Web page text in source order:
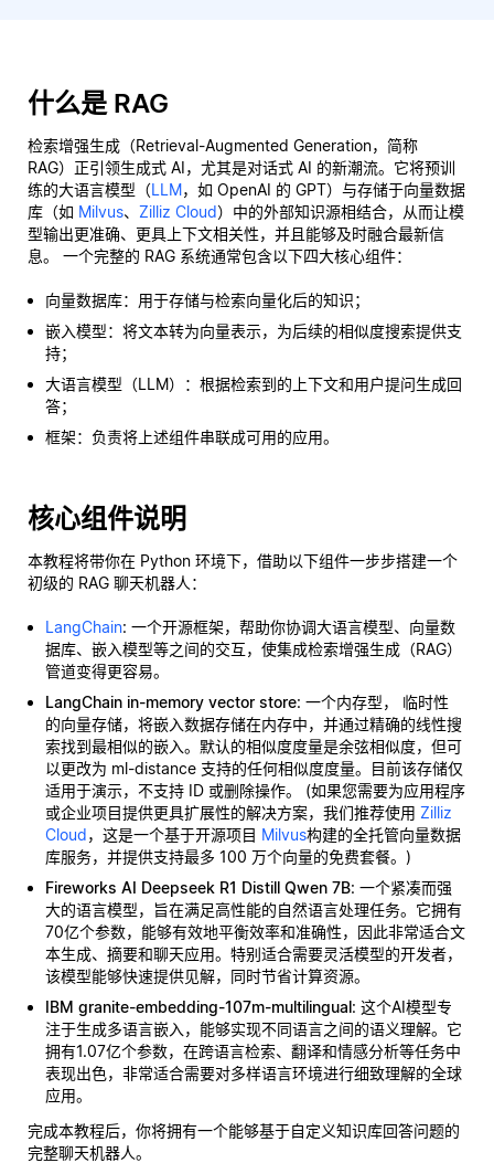
什么是 RAG
检索增强生成（Retrieval-Augmented Generation，简称
RAG）正引领生成式 AI，尤其是对话式 AI 的新潮流。它将预训
练的大语言模型（LLM，如 OpenAI 的 GPT）与存储于向量数据
库（如 Milvus、 Zilliz Cloud）中的外部知识源相结合，从而让模
型输出更准确、更具上下文相关性，并且能够及时融合最新信
息。 一个完整的 RAG 系统通常包含以下四大核心组件：
向量数据库：用于存储与检索向量化后的知识；
嵌入模型：将文本转为向量表示，为后续的相似度搜索提供支
持；
大语言模型（LLM）：根据检索到的上下文和用户提问生成回
答；
框架：负责将上述组件串联成可用的应用。
核心组件说明
本教程将带你在 Python 环境下，借助以下组件一步步搭建一个
初级的 RAG 聊天机器人：
LangChain: 一个开源框架，帮助你协调大语言模型、向量数
据库、嵌入模型等之间的交互，使集成检索增强生成（RAG）
管道变得更容易。
LangChain in-memory vector store: 一个内存型， 临时性
的向量存储，将嵌入数据存储在内存中，并通过精确的线性搜
索找到最相似的嵌入。默认的相似度度量是余弦相似度，但可
以更改为 ml-distance 支持的任何相似度度量。目前该存储仅
适用于演示，不支持 ID 或删除操作。 (如果您需要为应用程序
或企业项目提供更具扩展性的解决方案，我们推荐使用 Zilliz
Cloud，这是一个基于开源项目 Milvus构建的全托管向量数据
库服务，并提供支持最多 100 万个向量的免费套餐。)
Fireworks AI Deepseek R1 Distill Qwen 7B: 一个紧凑而强
大的语言模型，旨在满足高性能的自然语言处理任务。它拥有
70亿个参数，能够有效地平衡效率和准确性，因此非常适合文
本生成、摘要和聊天应用。特别适合需要灵活模型的开发者，
该模型能够快速提供见解，同时节省计算资源。
IBM granite-embedding-107m-multilingual: 这个AI模型专
注于生成多语言嵌入，能够实现不同语言之间的语义理解。它
拥有1.07亿个参数，在跨语言检索、翻译和情感分析等任务中
表现出色，非常适合需要对多样语言环境进行细致理解的全球
应用。
完成本教程后，你将拥有一个能够基于自定义知识库回答问题的
完整聊天机器人。